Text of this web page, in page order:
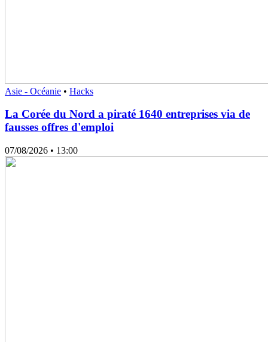
Asie - Océanie • Hacks
La Corée du Nord a piraté 1640 entreprises via de
fausses offres d'emploi
07/08/2026 • 13:00